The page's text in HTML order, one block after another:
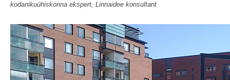
kodanikuühiskonna ekspert, Linnaidee konsultant